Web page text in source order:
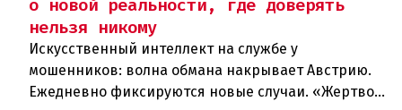
о новой реальности, где доверять
нельзя никому
Искусственный интеллект на службе у
мошенников: волна обмана накрывает Австрию.
Ежедневно фиксируются новые случаи. «Жертвой